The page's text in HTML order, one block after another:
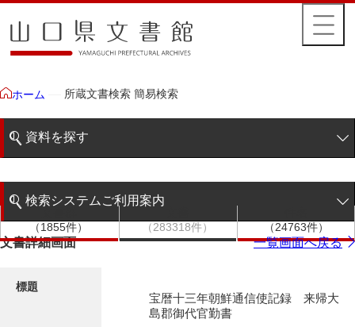
ホーム 所蔵文書検索 簡易検索
資料を探す
階層検索
検索システムご利用案内
検索システムの利用について
（1855件）
（283318件）
（24763件）
文書詳細画面 一覧画面へ戻る
標題
宝暦十三年朝鮮通信使記録 来帰大
島郡御代官勤書